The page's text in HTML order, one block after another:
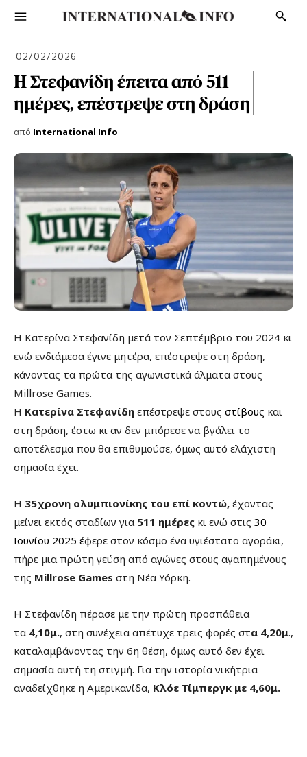
02/02/2026
Η Στεφανίδη έπειτα από 511
ημέρες, επέστρεψε στη δράση
από International Info
Η Κατερίνα Στεφανίδη μετά τον Σεπτέμβριο του 2024 κι
ενώ ενδιάμεσα έγινε μητέρα, επέστρεψε στη δράση,
κάνοντας τα πρώτα της αγωνιστικά άλματα στους
Millrose Games.
Η Κατερίνα Στεφανίδη επέστρεψε στους στίβους και
στη δράση, έστω κι αν δεν μπόρεσε να βγάλει το
αποτέλεσμα που θα επιθυμούσε, όμως αυτό ελάχιστη
σημασία έχει.
Η 35χρονη ολυμπιονίκης του επί κοντώ, έχοντας
μείνει εκτός σταδίων για 511 ημέρες κι ενώ στις 30
Ιουνίου 2025 έφερε στον κόσμο ένα υγιέστατο αγοράκι,
πήρε μια πρώτη γεύση από αγώνες στους αγαπημένους
της Millrose Games στη Νέα Υόρκη.
Η Στεφανίδη πέρασε με την πρώτη προσπάθεια
τα 4,10μ., στη συνέχεια απέτυχε τρεις φορές στα 4,20μ.,
καταλαμβάνοντας την 6η θέση, όμως αυτό δεν έχει
σημασία αυτή τη στιγμή. Για την ιστορία νικήτρια
αναδείχθηκε η Αμερικανίδα, Κλόε Τίμπεργκ με 4,60μ.